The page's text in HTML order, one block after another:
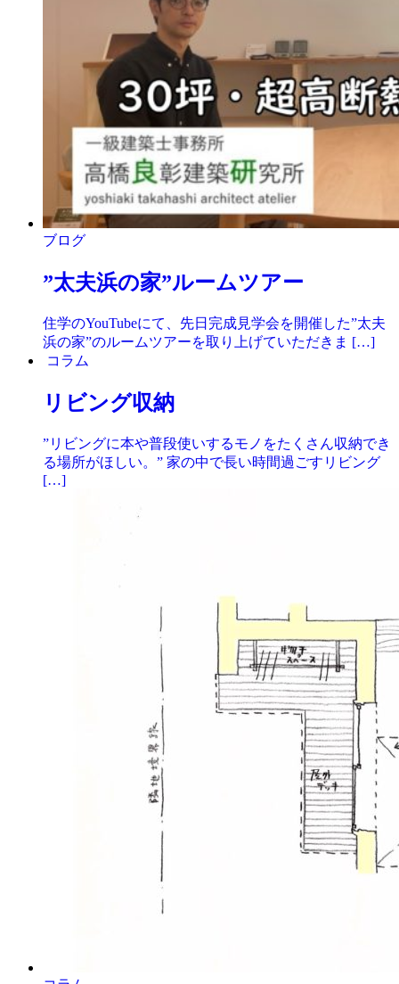
ブログ
”太夫浜の家”ルームツアー
住学のYouTubeにて、先日完成見学会を開催した”太夫
浜の家”のルームツアーを取り上げていただきま […]
コラム
リビング収納
”リビングに本や普段使いするモノをたくさん収納でき
る場所がほしい。” 家の中で長い時間過ごすリビング
[…]